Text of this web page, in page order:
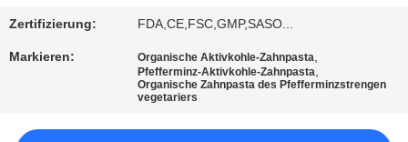
MIT
UNS
VERBINDUNG
Zertifizierung: FDA,CE,FSC,GMP,SASO...
Markieren: Organische Aktivkohle-Zahnpasta,
Pfefferminz-Aktivkohle-Zahnpasta,
Organische Zahnpasta des Pfefferminzstrengen
vegetariers